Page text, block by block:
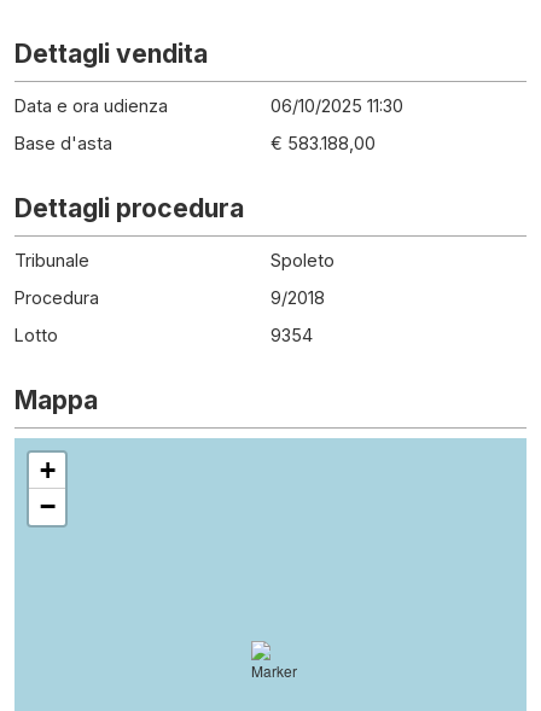
Dettagli vendita
Data e ora udienza
06/10/2025 11:30
Base d'asta
€ 583.188,00
Dettagli procedura
Tribunale
Spoleto
Procedura
9/2018
Lotto
9354
Mappa
+
−